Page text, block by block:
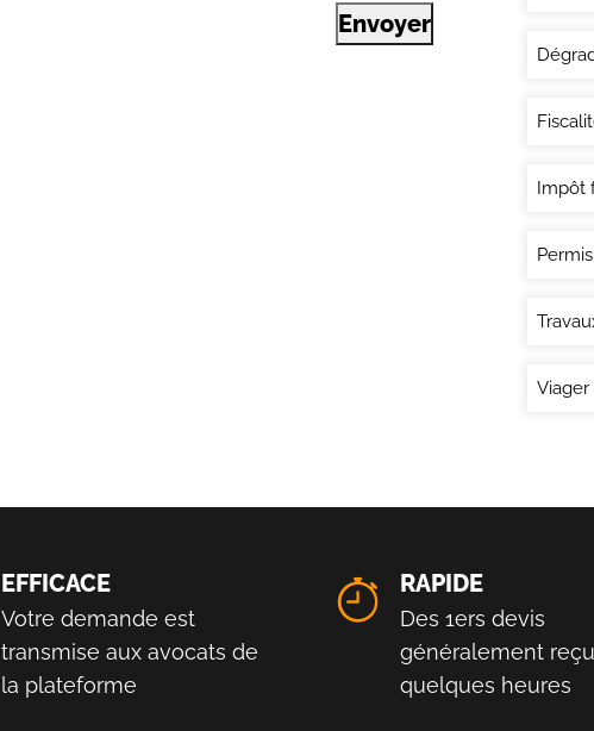
Envoyer
Impôt
Viager
EFFICACE
Votre demande est
transmise aux avocats de
la plateforme
RAPIDE
Des 1ers devis
généralement
quelques heures